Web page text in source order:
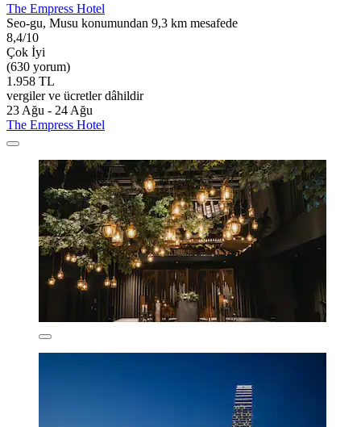
The Empress Hotel
Seo-gu, Musu konumundan 9,3 km mesafede
8,4/10
Çok İyi
(630 yorum)
1.958 TL
vergiler ve ücretler dâhildir
23 Ağu - 24 Ağu
The Empress Hotel